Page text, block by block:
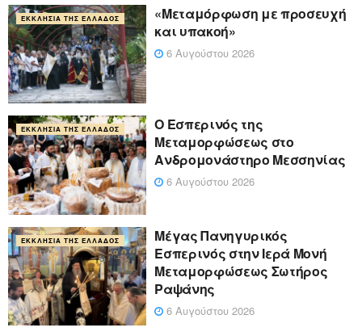
ΕΚΚΛΗΣΊΑ ΤΗΣ ΕΛΛΆΔΟΣ
«Μεταμόρφωση με προσευχή
και υπακοή»
6 Αυγούστου 2026
ΕΚΚΛΗΣΊΑ ΤΗΣ ΕΛΛΆΔΟΣ
Ο Εσπερινός της
Μεταμορφώσεως στο
Ανδρομονάστηρο Μεσσηνίας
6 Αυγούστου 2026
ΕΚΚΛΗΣΊΑ ΤΗΣ ΕΛΛΆΔΟΣ
Μέγας Πανηγυρικός
Εσπερινός στην Ιερά Μονή
Μεταμορφώσεως Σωτήρος
Ραψάνης
6 Αυγούστου 2026